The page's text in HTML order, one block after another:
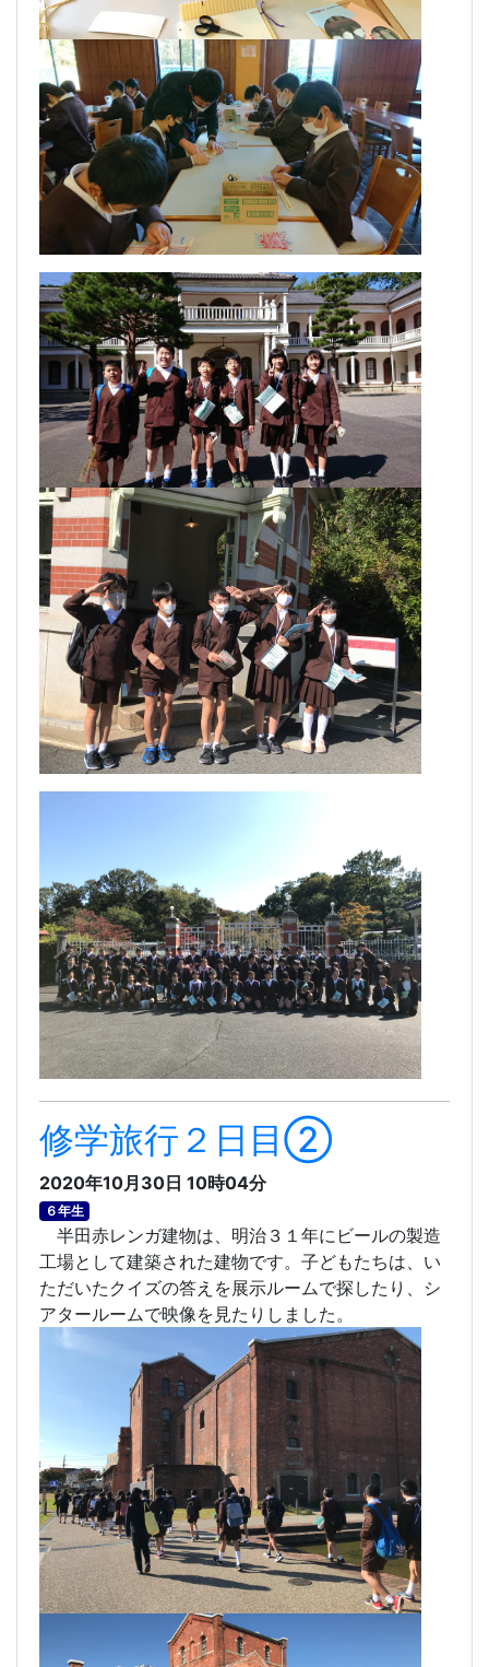
修学旅行２日目②
2020年10月30日 10時04分
６年生
半田赤レンガ建物は、明治３１年にビールの製造
工場として建築された建物です。子どもたちは、い
ただいたクイズの答えを展示ルームで探したり、シ
アタールームで映像を見たりしました。